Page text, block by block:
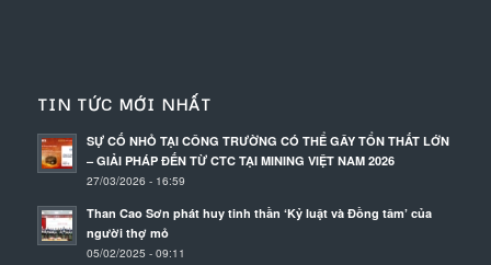
TIN TỨC MỚI NHẤT
SỰ CỐ NHỎ TẠI CÔNG TRƯỜNG CÓ THỂ GÂY TỔN THẤT LỚN
– GIẢI PHÁP ĐẾN TỪ CTC TẠI MINING VIỆT NAM 2026
27/03/2026 - 16:59
Than Cao Sơn phát huy tinh thần ‘Kỷ luật và Đồng tâm’ của
người thợ mỏ
05/02/2025 - 09:11